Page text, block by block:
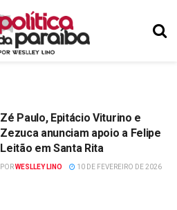
Zé Paulo, Epitácio Viturino e
Zezuca anunciam apoio a Felipe
Leitão em Santa Rita
PORWESLLEY LINO 10 DE FEVEREIRO DE 2026